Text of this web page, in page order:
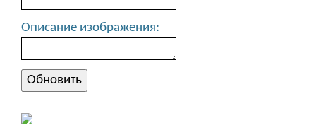
Описание изображения: